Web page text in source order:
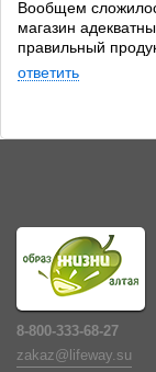
Вообщем
магазин
правильный
ответить
8-800-333-68-27
zakaz@lifeway.su